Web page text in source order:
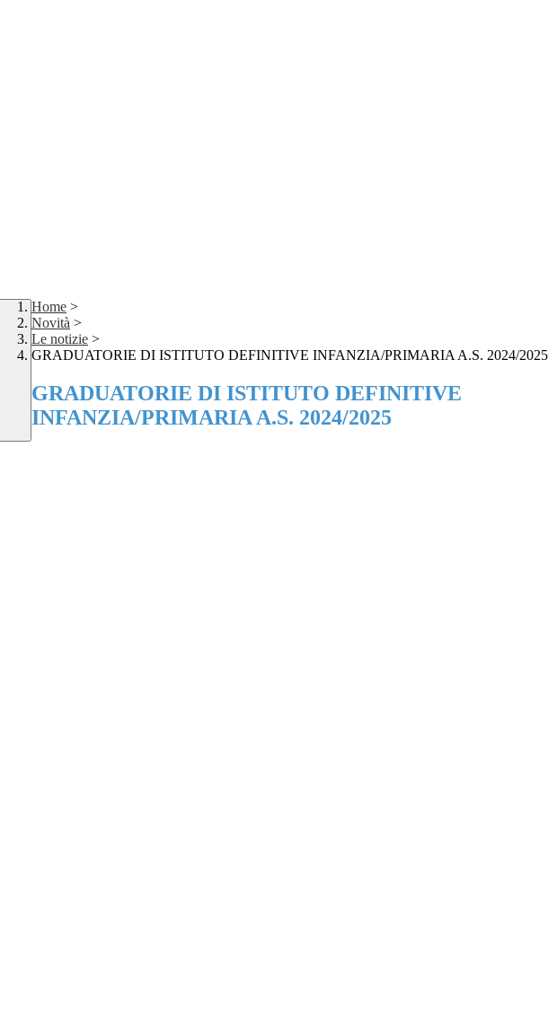
Home >
Novità >
Le notizie >
GRADUATORIE DI ISTITUTO DEFINITIVE INFANZIA/PRIMARIA A.S. 2024/2025
GRADUATORIE DI ISTITUTO DEFINITIVE
INFANZIA/PRIMARIA A.S. 2024/2025